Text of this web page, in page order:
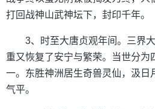
打回战神山武神坛下，封印千年。
3、时至大唐贞观年间。三界
重又恢复了安宁与繁荣。当世分为
一。东胜神洲居生奇兽灵仙，汲日
气平。